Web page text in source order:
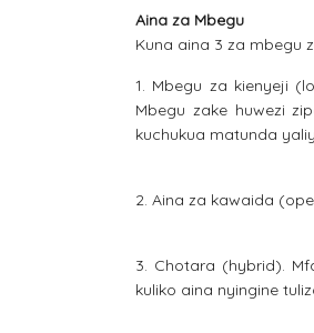
Aina za Mbegu
Kuna aina 3 za mbegu
1. Mbegu za kienyeji
Mbegu zake huwezi
kuchukua matunda
2. Aina za kawaida
3. Chotara (hybrid).
kuliko aina nyingine